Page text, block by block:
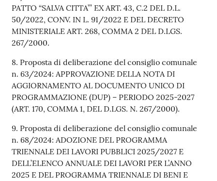
PATTO “SALVA CITTA’” EX ART. 43, C.2 DEL D.L.
50/2022, CONV. IN L. 91/2022 E DEL DECRETO
MINISTERIALE ART. 268, COMMA 2 DEL D.LGS.
267/2000.
8. Proposta di deliberazione del consiglio comunale
n. 63/2024: APPROVAZIONE DELLA NOTA DI
AGGIORNAMENTO AL DOCUMENTO UNICO DI
PROGRAMMAZIONE (DUP) – PERIODO 2025-2027
(ART. 170, COMMA 1, DEL D.LGS. N. 267/2000).
9. Proposta di deliberazione del consiglio comunale
n. 68/2024: ADOZIONE DEL PROGRAMMA
TRIENNALE DEI LAVORI PUBBLICI 2025/2027 E
DELL’ELENCO ANNUALE DEI LAVORI PER L’ANNO
2025 E DEL PROGRAMMA TRIENNALE DI BENI E